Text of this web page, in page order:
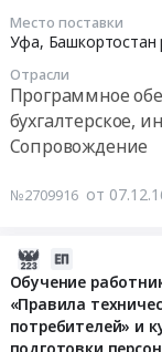
Место поставки
Уфа, Башкортостан
Отрасли
Программное
бухгалтерское,
Сопровождение
№2709916 от
Обучение
«Правила
потребителей» и